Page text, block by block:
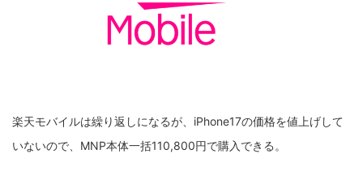
楽天モバイルは繰り返しになるが、iPhone17の価格を値上げして
いないので、MNP本体一括110,800円で購入できる。